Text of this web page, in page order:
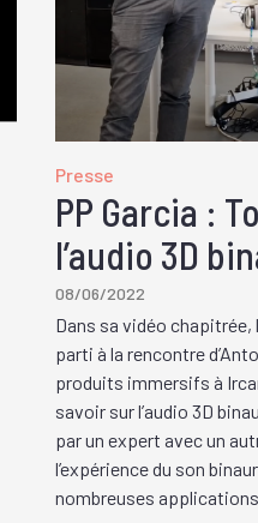
Presse
PP Garcia :
l’audio 3D
08/06/2022
Dans sa vidéo
parti à la rencontre
produits immersifs à
savoir sur l’audio 3D
par un expert avec un
l’expérience du son
nombreuses